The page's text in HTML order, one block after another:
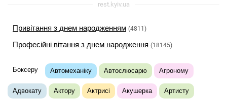
rest.kyiv.ua
Привітання з днем ​​народженням (4811)
Професійні вітання з днем ​​народження (18145)
Боксеру Автомеханіку Автослюсарю Агроному
Адвокату Актору Актрисі Акушерка Артисту